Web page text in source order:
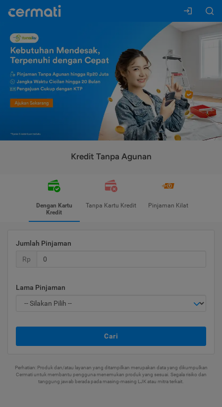
Kredit Tanpa Agunan
Dengan Kartu
Kredit
Tanpa Kartu Kredit Pinjaman Kilat
Jumlah Pinjaman
Rp
Lama Pinjaman
Cari
Perhatian: Produk dan/atau layanan yang ditampilkan merupakan data yang dikumpulkan
Cermati untuk membantu pengguna menemukan produk yang sesuai. Segala risiko dan
tanggung jawab berada pada masing-masing LJK atau mitra terkait.